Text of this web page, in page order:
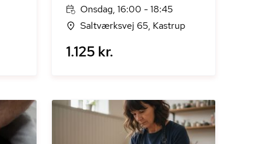
Onsdag, 16:00 - 18:45
Saltværksvej 65, Kastrup
1.125 kr.